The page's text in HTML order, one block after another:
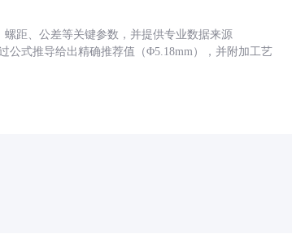
距、公差等关键参数，并提供专业数据来源
公式推导给出精确推荐值（Φ5.18mm），并附加工艺